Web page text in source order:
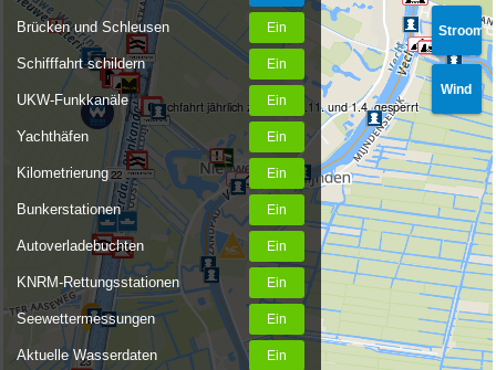
Brücken und Schleusen
Schifffahrt schildern
UKW-Funkkanäle
Yachthäfen
Kilometrierung
Bunkerstationen
Autoverladebuchten
KNRM-Rettungsstationen
Seewettermessungen
Aktuelle Wasserdaten
Stroom
Wind
23
22
Durchfahrt jährlich zwischen 1.11. und 1.4. gesperrt